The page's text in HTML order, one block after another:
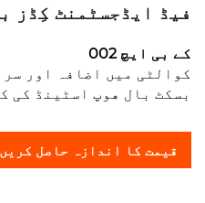
فیڈ ایڈجسٹمنٹ کِڈز
کے بی ایچ 002
کوالٹی میں اضافہ اور
بسکٹ بال هوپ اسٹینڈ کی
قیمت کا اندازہ حاصل کریں